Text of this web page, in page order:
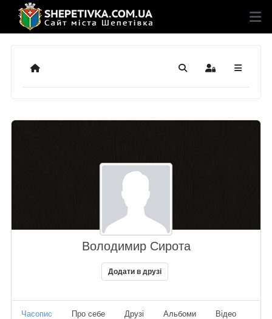
Додому ПошукSign In
Володимир Сирота
Додати в друзі
Часопис Про себе Друзі Альбоми Відео